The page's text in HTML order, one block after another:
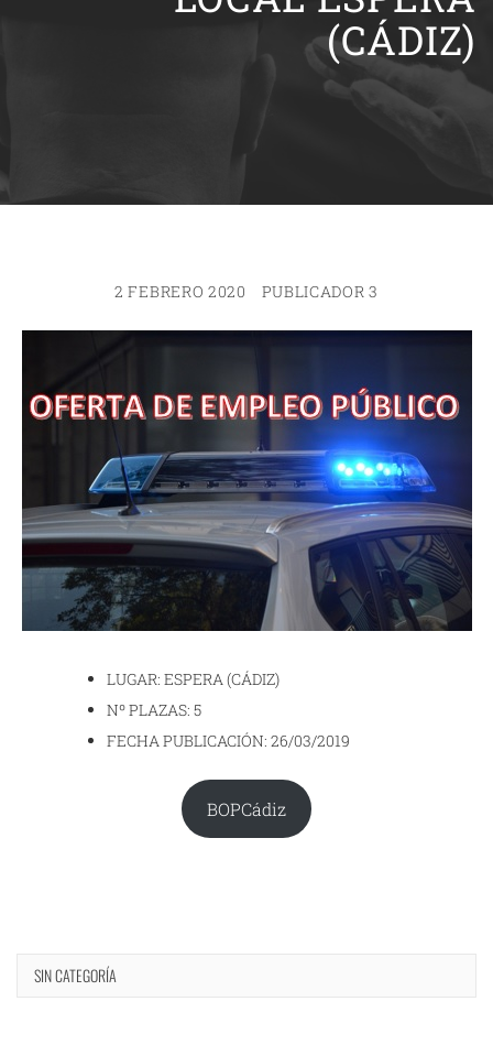
(CÁDIZ)
2 FEBRERO 2020 PUBLICADOR 3
LUGAR: ESPERA (CÁDIZ)
Nº PLAZAS: 5
FECHA PUBLICACIÓN: 26/03/2019
BOPCádiz
SIN CATEGORÍA